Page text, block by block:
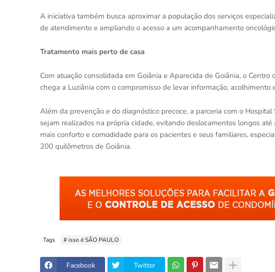
A iniciativa também busca aproximar a população dos serviços
de atendimento e ampliando o acesso a um acompanhamento
Tratamento mais perto de casa
Com atuação consolidada em Goiânia e Aparecida de Goiânia, o
chega a Luziânia com o compromisso de levar informação, acolhimento
Além da prevenção e do diagnóstico precoce, a parceria com o
sejam realizados na própria cidade, evitando deslocamentos longos
mais conforto e comodidade para os pacientes e seus familiares,
200 quilômetros de Goiânia.
Tags # isso é SÃO PAULO
Facebook Twitter